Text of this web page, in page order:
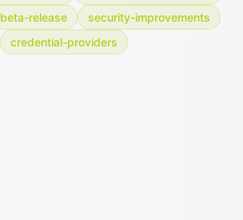
beta-release
security-improvements
credential-providers